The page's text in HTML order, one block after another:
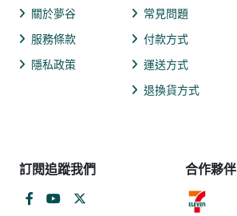
關於夢谷
服務條款
隱私政策
常見問題
付款方式
運送方式
退換貨方式
訂閱追蹤我們 合作夥伴